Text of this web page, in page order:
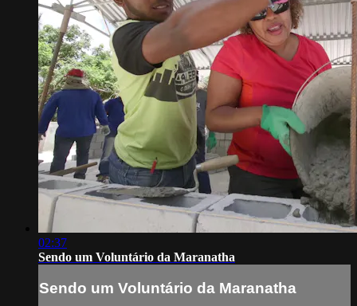
02:37
Sendo um Voluntário da Maranatha
Sendo um Voluntário da Maranatha